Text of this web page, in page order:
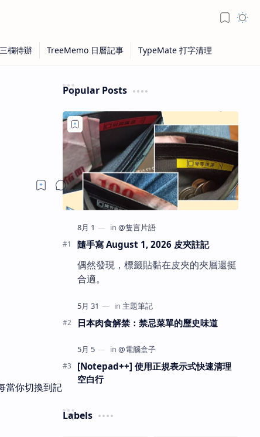
當你切換到記
Popular Posts
隨手寫 August 1, 2026 皮夾註記
偶然發現，標籤貼黏在皮夾的夾層還挺
合適。
日本肉食解禁：禁忌菜單的歷史味道
[Notepad++] 使用正規表示式快速清理
空白行
Labels